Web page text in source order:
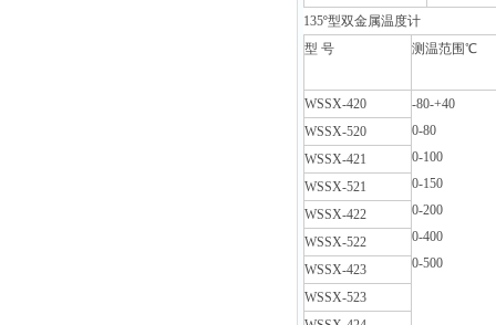
135º型双金属温度计
型 号
测温范围℃
WSSX-420
-80-+40
0-80
0-100
0-150
0-200
0-400
0-500
WSSX-520
WSSX-421
WSSX-521
WSSX-422
WSSX-522
WSSX-423
WSSX-523